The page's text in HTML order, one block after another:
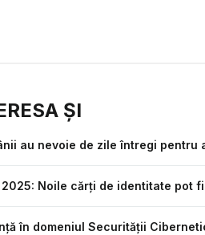
ȘI
au nevoie de zile întregi pentru
Noile cărți de identitate pot
în domeniul Securității